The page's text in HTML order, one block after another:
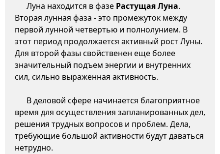
Луна находится в фазе Растущая Луна.
Вторая лунная фаза - это промежуток между
первой лунной четвертью и полнолунием. В
этот период продолжается активный рост Луны.
Для второй фазы свойственен еще более
значительный подъем энергии и внутренних
сил, сильно выраженная активность.
В деловой сфере начинается благоприятное
время для осуществления запланированных дел,
решения трудных вопросов и проблем. Дела,
требующие большой активности будут даваться
нетрудно.